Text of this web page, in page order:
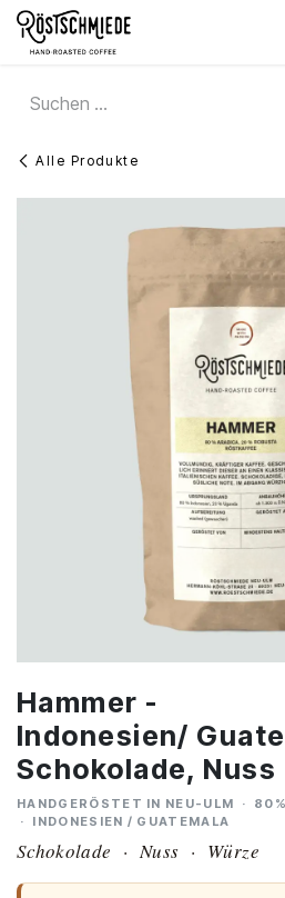
Zum Inhalt springen
Alle Produkte
Hammer -
Indonesien/
Schokolade, Nuss
HANDGERÖSTET IN NEU-ULM ·
· INDONESIEN / GUATEMALA
Schokolade · Nuss · Würze